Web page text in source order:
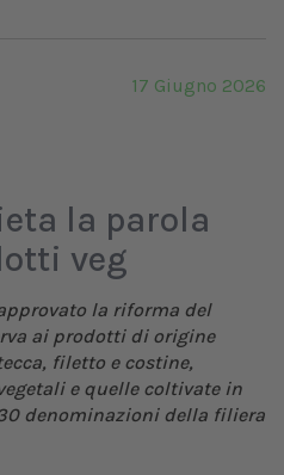
17 Giugno 2026
la parola
veg
la riforma del
ai prodotti di origine
filetto e costine,
e quelle coltivate in
denominazioni della filiera